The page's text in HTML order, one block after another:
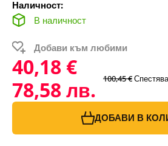
Наличност:
В наличност
Добави към любими
40,18 €
78,58 лв.
100,45 €
ДОБАВИ В